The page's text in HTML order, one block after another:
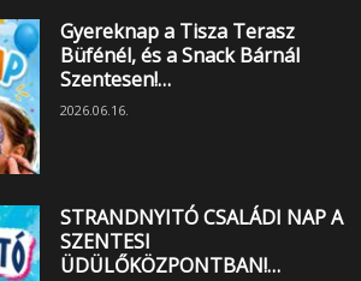
Gyereknap a Tisza Terasz
Büfénél, és a Snack Bárnál
Szentesen!…
2026.06.16.
STRANDNYITÓ CSALÁDI NAP A
SZENTESI
ÜDÜLŐKÖZPONTBAN!…